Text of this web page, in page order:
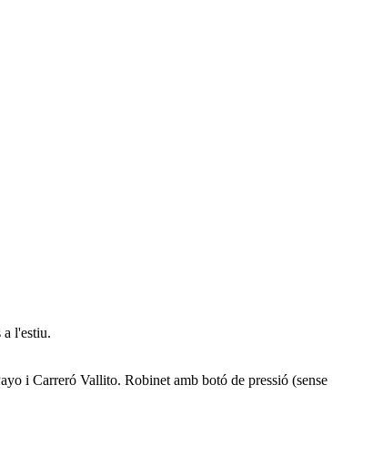
l'estiu.
i Carreró Vallito. Robinet amb botó de pressió (sense